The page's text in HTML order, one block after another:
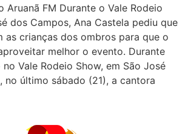
Aruanã FM Durante o Vale Rodeio
dos Campos, Ana Castela pediu que
as crianças dos ombros para que o
melhor o evento. Durante
Vale Rodeio Show, em São José
no último sábado (21), a cantora